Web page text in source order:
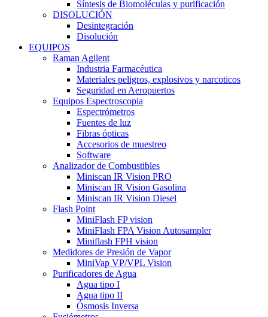
Síntesis de Biomoléculas y purificación
DISOLUCIÓN
Desintegración
Disolución
EQUIPOS
Raman Agilent
Industria Farmacéutica
Materiales peligros, explosivos y narcoticos
Seguridad en Aeropuertos
Equipos Espectroscopia
Espectrómetros
Fuentes de luz
Fibras ópticas
Accesorios de muestreo
Software
Analizador de Combustibles
Miniscan IR Vision PRO
Miniscan IR Vision Gasolina
Miniscan IR Vision Diesel
Flash Point
MiniFlash FP vision
MiniFlash FPA Vision Autosampler
Miniflash FPH vision
Medidores de Presión de Vapor
MiniVap VP/VPL Vision
Purificadores de Agua
Agua tipo I
Agua tipo II
Ósmosis Inversa